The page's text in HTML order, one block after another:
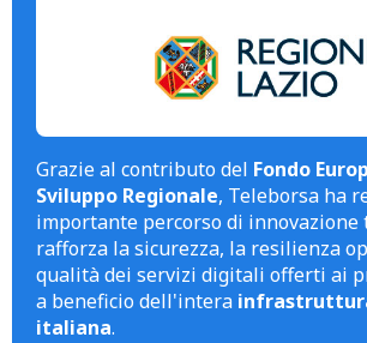
Grazie al contributo del Fondo
Sviluppo Regionale, Teleborsa ha
importante percorso di innovazione
rafforza la sicurezza, la resilienza
qualità dei servizi digitali offerti ai
a beneficio dell'intera
italiana.